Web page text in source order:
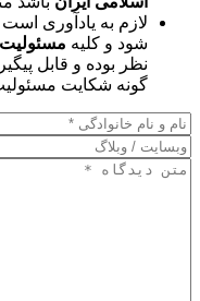
لازم به یادآوری
شود و کلیه
نظر بوده و قابل
گونه شکایت